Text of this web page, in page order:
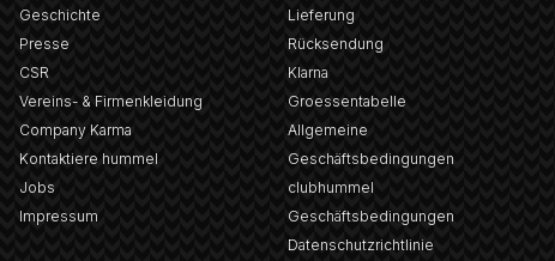
Geschichte
Presse
CSR
Vereins- & Firmenkleidung
Company Karma
Kontaktiere hummel
Jobs
Impressum
Lieferung
Rücksendung
Klarna
Groessentabelle
Allgemeine
Geschäftsbedingungen
clubhummel
Geschäftsbedingungen
Datenschutzrichtlinie